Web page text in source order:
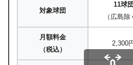
対象球団
11球団
（広島除
月額料金
（税込）
2,300